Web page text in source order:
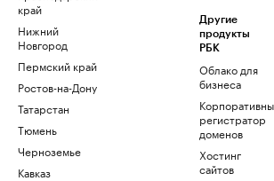
край
Нижний
Новгород
Пермский край
Ростов-на-Дону
Татарстан
Тюмень
Черноземье
Кавказ
Другие
продукты
РБК
Облако для
бизнеса
регистратор
доменов
Хостинг
сайтов